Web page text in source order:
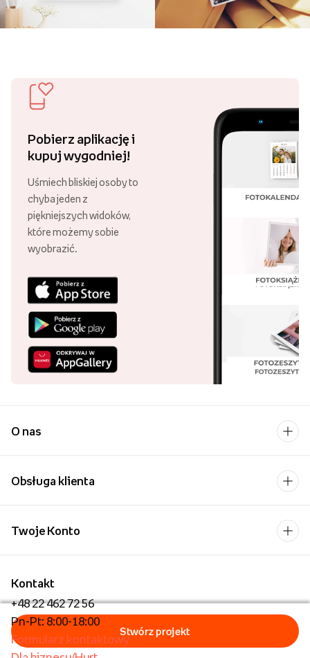
Pobierz aplikację i
kupuj wygodniej!
Uśmiech bliskiej osoby to
chyba jeden z
piękniejszych widoków,
które możemy sobie
wyobrazić.
O nas
Obsługa klienta
Kontakt
+48 22 462 72 56
Pn-Pt: 8:00-18:00
Formularz kontaktowy
Twoje Konto